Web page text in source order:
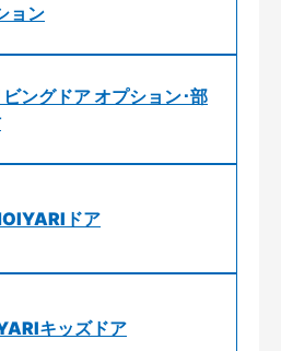
ョン
ングドア オプション･部
ドア
キッズドア